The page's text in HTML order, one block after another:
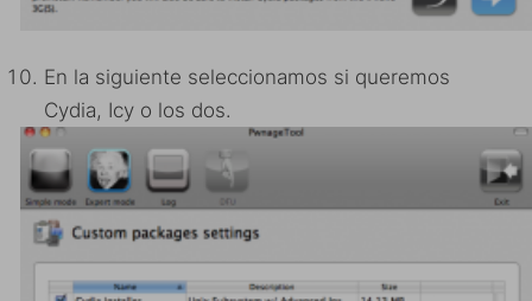
En la siguiente seleccionamos si queremos
Cydia, Icy o los dos.